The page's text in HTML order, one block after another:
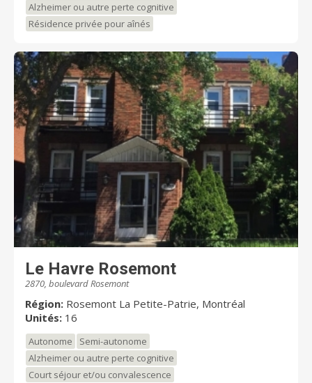
Alzheimer ou autre perte cognitive
Résidence privée pour aînés
Le Havre Rosemont
2870, boulevard Rosemont
Région: Rosemont La Petite-Patrie, Montréal
Unités: 16
Autonome
Semi-autonome
Alzheimer ou autre perte cognitive
Court séjour et/ou convalescence